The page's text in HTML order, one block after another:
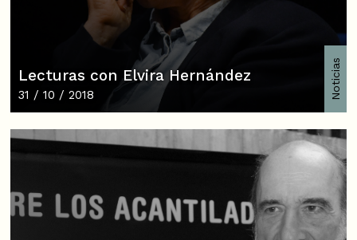
Lecturas con Elvira Hernández
31 / 10 / 2018 Noticias